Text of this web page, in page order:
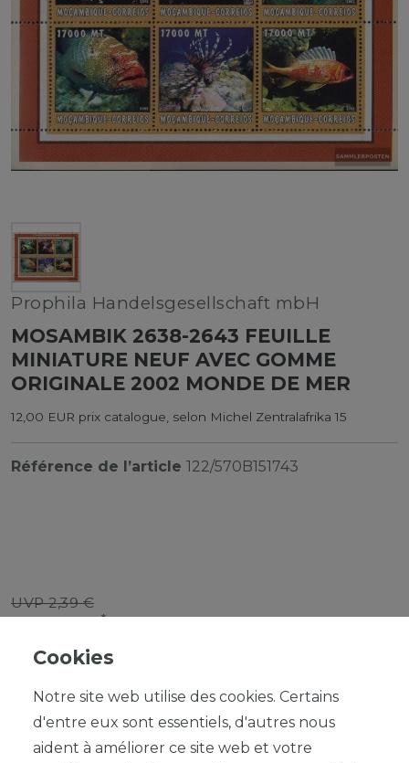
Prophila Handelsgesellschaft mbH
MOSAMBIK 2638-2643 FEUILLE
MINIATURE NEUF AVEC GOMME
ORIGINALE 2002 MONDE DE MER
12,00 EUR prix catalogue, selon Michel Zentralafrika 15
Référence de l’article 122/570B151743
UVP 2,39 €
2,15 EUR*
Contenu1
Prix de base
2,15 € / Stück
Cookies
Notre site web utilise des cookies. Certains
d'entre eux sont essentiels, d'autres nous
aident à améliorer ce site web et votre